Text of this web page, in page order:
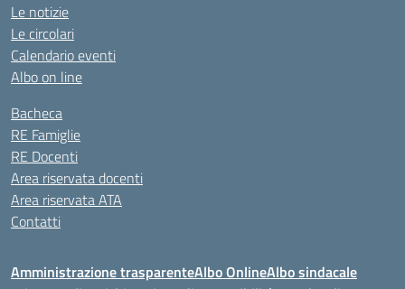
Le notizie
Le circolari
Calendario eventi
Albo on line
Bacheca
RE Famiglie
RE Docenti
Area riservata docenti
Area riservata ATA
Contatti
Amministrazione trasparenteAlbo OnlineAlbo sindacale